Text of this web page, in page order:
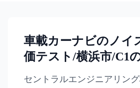
車載カーナビのノイ
価テスト/横浜市/C1
セントラルエンジニアリン